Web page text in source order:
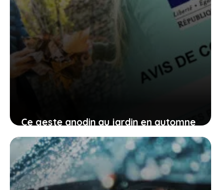
Ce geste anodin au jardin en automne
peut entraîner des problèmes et vous
coûter cher
13 juin 2026